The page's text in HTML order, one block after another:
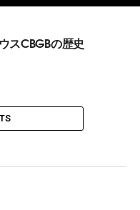
スCBGBの歴史